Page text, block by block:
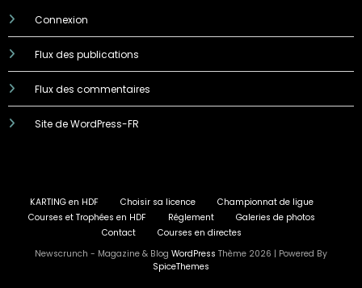
Connexion
Flux des publications
Flux des commentaires
Site de WordPress-FR
KARTING en HDF Choisir sa licence
Championnat de ligue
Courses et Trophées en HDF
Réglement
Galeries de photos
Contact
Courses en directes
Newscrunch - Magazine & Blog WordPress Thème 2026 | Powered By
SpiceThemes